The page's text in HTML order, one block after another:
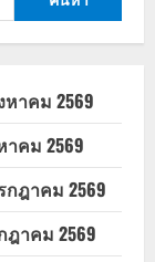
าคม 2569
คม 2569
กฎาคม 2569
ฎาคม 2569